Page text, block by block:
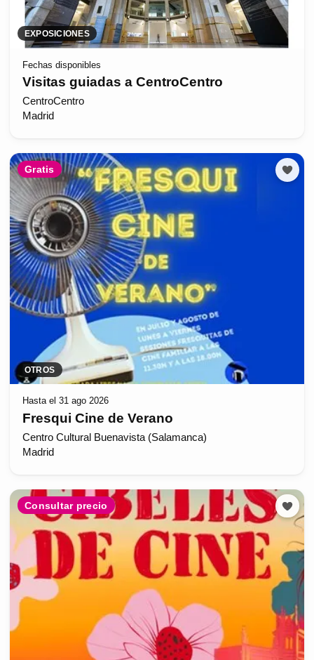
EXPOSICIONES
Fechas disponibles
Visitas guiadas a CentroCentro
CentroCentro
Madrid
Gratis
OTROS
Hasta el 31 ago 2026
Fresqui Cine de Verano
Centro Cultural Buenavista (Salamanca)
Madrid
Consultar precio